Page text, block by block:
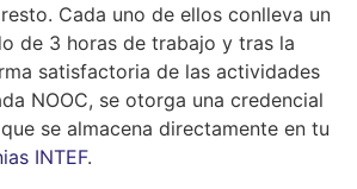
Cada uno de ellos conlleva un
de 3 horas de trabajo y tras la
satisfactoria de las actividades
NOOC, se otorga una credencial
se almacena directamente en tu
INTEF.